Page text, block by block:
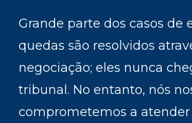
Grande parte dos casos de
quedas são resolvidos
negociação; eles nunca
tribunal. No entanto, nós
comprometemos a atender